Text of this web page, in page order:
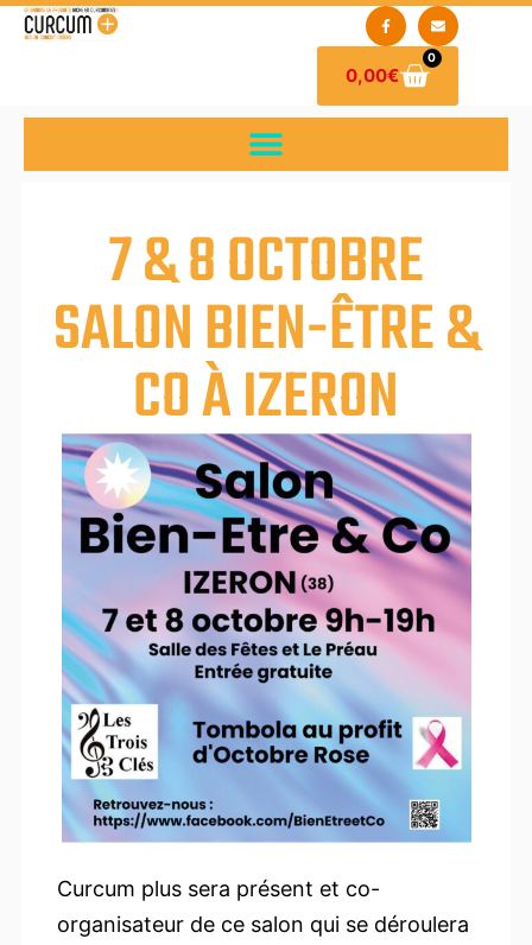
0,00€
0
7 & 8 OCTOBRE
SALON BIEN-ÊTRE &
CO À IZERON
Curcum plus sera présent et co-
organisateur de ce salon qui se déroulera